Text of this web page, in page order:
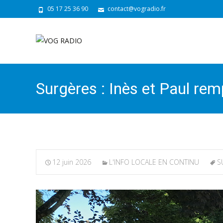
05 17 25 36 90 contact@vogradio.fr
Surgères : Inès et Paul
12 juin 2026 L'INFO LOCALE EN CONTINU